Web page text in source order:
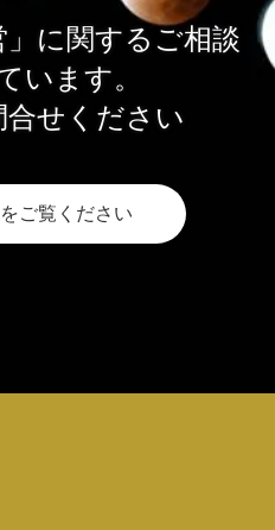
に関するご相談
います。
せください
ご覧ください